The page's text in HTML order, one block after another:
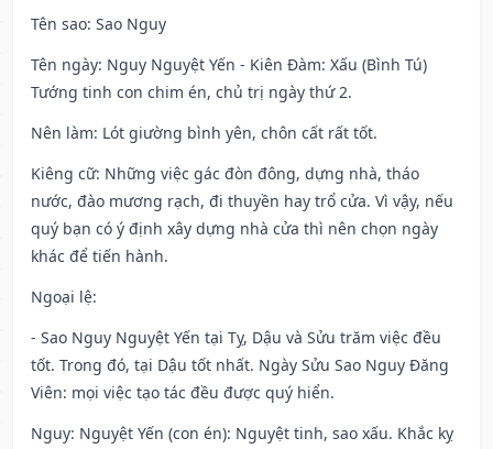
Tên sao: Sao Nguy
Tên ngày: Nguy Nguyệt Yến - Kiên Đàm: Xấu (Bình Tú)
Tướng tinh con chim én, chủ trị ngày thứ 2.
Nên làm: Lót giường bình yên, chôn cất rất tốt.
Kiêng cữ: Những việc gác đòn đông, dựng nhà, tháo
nước, đào mương rạch, đi thuyền hay trổ cửa. Vì vậy, nếu
quý bạn có ý định xây dựng nhà cửa thì nên chọn ngày
khác để tiến hành.
Ngoại lệ:
- Sao Nguy Nguyệt Yến tại Tỵ, Dậu và Sửu trăm việc đều
tốt. Trong đó, tại Dậu tốt nhất. Ngày Sửu Sao Nguy Đăng
Viên: mọi việc tạo tác đều được quý hiển.
Nguy: Nguyệt Yến (con én): Nguyệt tinh, sao xấu. Khắc kỵ